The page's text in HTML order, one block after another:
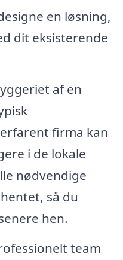
en løsning,
dit eksisterende
af en
firma kan
i de lokale
nødvendige
så du
hen.
team